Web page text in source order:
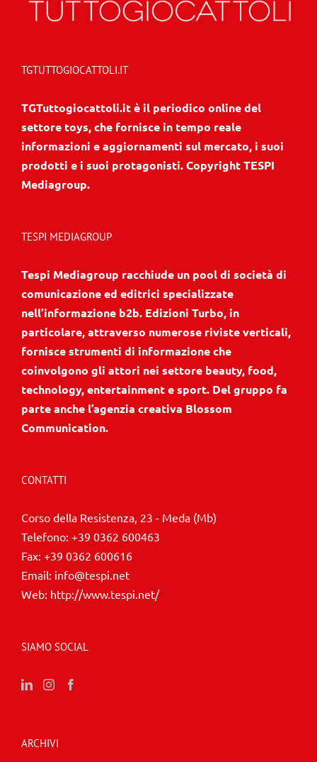
TGTUTTOGIOCATTOLI.IT
TGTuttogiocattoli.it è il periodico online del
settore toys, che fornisce in tempo reale
informazioni e aggiornamenti sul mercato, i suoi
prodotti e i suoi protagonisti. Copyright TESPI
Mediagroup.
TESPI MEDIAGROUP
Tespi Mediagroup racchiude un pool di società di
comunicazione ed editrici specializzate
nell’informazione b2b. Edizioni Turbo, in
particolare, attraverso numerose riviste verticali,
fornisce strumenti di informazione che
coinvolgono gli attori nei settore beauty, food,
technology, entertainment e sport. Del gruppo fa
parte anche l’agenzia creativa Blossom
Communication.
CONTATTI
Corso della Resistenza, 23 - Meda (Mb)
Telefono: +39 0362 600463
Fax: +39 0362 600616
Email: info@tespi.net
Web: http://www.tespi.net/
SIAMO SOCIAL
ARCHIVI